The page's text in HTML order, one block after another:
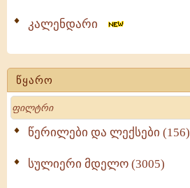
კალენდარი
წყარო
Search
წერილები და ლექსები (156)
სულიერი მდელო (3005)